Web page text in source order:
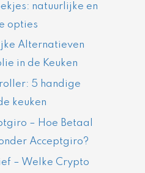
natuurlijke en
opties
Alternatieven
in de Keuken
5 handige
keuken
– Hoe Betaal
Acceptgiro?
– Welke Crypto